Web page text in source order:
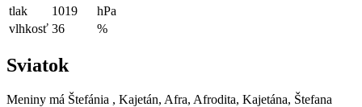
tlak
1019
hPa
vlhkosť 36 %
Sviatok
Meniny má Štefánia , Kajetán, Afra, Afrodita, Kajetána, Štefana